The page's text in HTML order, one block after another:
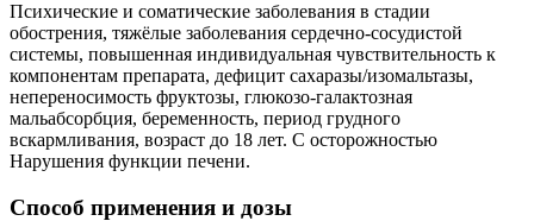
Психические и соматические заболевания в стадии
обострения, тяжёлые заболевания сердечно-сосудистой
системы, повышенная индивидуальная чувствительность к
компонентам препарата, дефицит сахаразы/изомальтазы,
непереносимость фруктозы, глюкозо-галактозная
мальабсорбция, беременность, период грудного
вскармливания, возраст до 18 лет. С осторожностью
Нарушения функции печени.
Способ применения и дозы